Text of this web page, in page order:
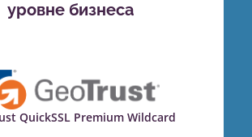
уровне бизнеса
QuickSSL Premium Wildcard